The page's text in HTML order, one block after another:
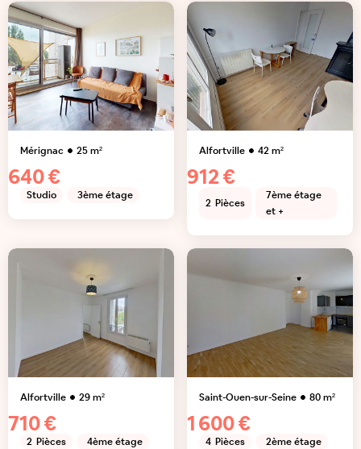
Mérignac 25m²
640 €
Studio 3ème étage
Alfortville 42m²
912 €
2 Pièces
7ème étage
et +
Alfortville 29m²
710 €
2 Pièces 4ème étage
Saint-Ouen-sur-Seine 80m²
1 600 €
4 Pièces 2ème étage